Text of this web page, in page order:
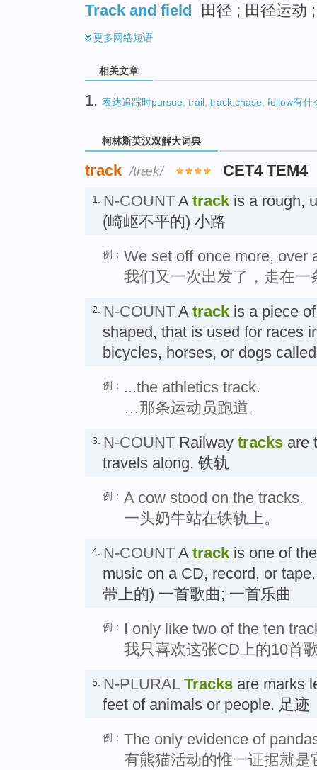
Track and field
田径 ; 田径运动
更多网络短语
相关文章
1. 表达追踪时pursue, trail, track,chase, follow有什
柯林斯英汉双解大词典
track /træk/ CET4 TEM4
1. N-COUNT A track is a rough,
(崎岖不平的) 小路
例： We set off once more, over
我们又一次出发了，走在
2. N-COUNT A track is a piece
shaped, that is used for races
bicycles, horses, or dogs
例：
...the athletics track.
…那条运动员跑道。
3. N-COUNT Railway tracks are
travels along. 铁轨
例： A cow stood on the tracks.
一头奶牛站在铁轨上。
4. N-COUNT A track is one of
music on a CD, record, or
带上的) 一首歌曲; 一首乐曲
例：
I only like two of the ten
我只喜欢这张CD上的10首
5. N-PLURAL Tracks are marks
feet of animals or people. 足迹
例： The only evidence of
有熊猫活动的惟一证据就是